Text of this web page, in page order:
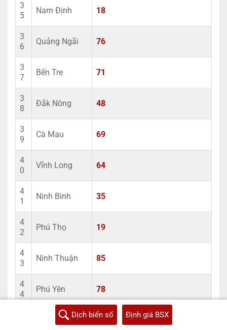
3
5
Nam Định 18
3
6
Quảng Ngãi 76
3
7
Bến Tre 71
3
8
Đắk Nông 48
3
9
Cà Mau 69
4
0
Vĩnh Long 64
4
1
Ninh Bình 35
4
2
Phú Thọ 19
4
3
Ninh Thuận 85
4
4
Phú Yên 78
Hà Nam 90
Dịch biển số Định giá BSX